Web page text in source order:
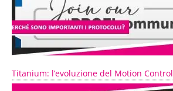
Titanium: l’evoluzione del Motion Control